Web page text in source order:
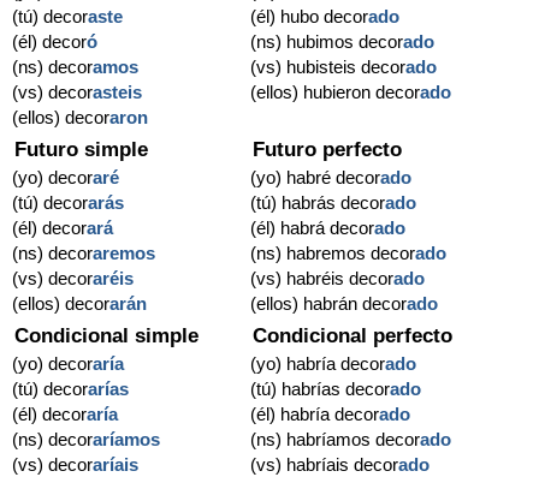
(tú) decoraste
(él) decoró
(ns) decoramos
(vs) decorasteis
(ellos) decoraron
(él) hubo decorado
(ns) hubimos decorado
(vs) hubisteis decorado
(ellos) hubieron decorado
Futuro simple
(yo) decoraré
(tú) decorarás
(él) decorará
(ns) decoraremos
(vs) decoraréis
(ellos) decorarán
Futuro perfecto
(yo) habré decorado
(tú) habrás decorado
(él) habrá decorado
(ns) habremos decorado
(vs) habréis decorado
(ellos) habrán decorado
Condicional simple
(yo) decoraría
(tú) decorarías
(él) decoraría
(ns) decoraríamos
(vs) decoraríais
Condicional perfecto
(yo) habría decorado
(tú) habrías decorado
(él) habría decorado
(ns) habríamos decorado
(vs) habríais decorado